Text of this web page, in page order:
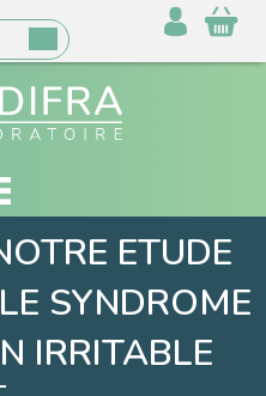
ETUDE
SYNDROME
IRRITABLE